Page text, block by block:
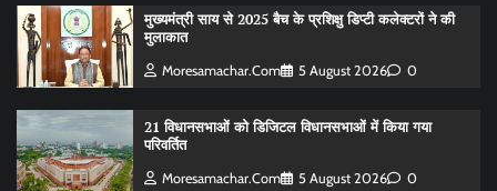
मुख्यमंत्री साय से 2025 बैच के प्रशिक्षु डिप्टी कलेक्टरों ने की
मुलाकात
Moresamachar.com 5 August 2026 0
21 विधानसभाओं को डिजिटल विधानसभाओं में किया गया
परिवर्तित
Moresamachar.com 5 August 2026 0